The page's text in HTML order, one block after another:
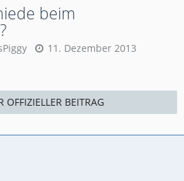
beim
11. Dezember 2013
OFFIZIELLER BEITRAG